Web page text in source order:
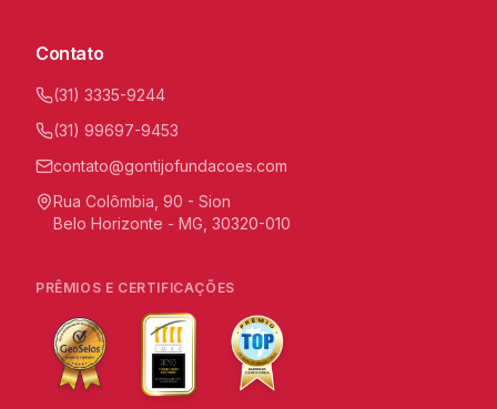
Contato
(31) 3335-9244
(31) 99697-9453
contato@gontijofundacoes.com
Rua Colômbia, 90 - Sion
Belo Horizonte - MG, 30320-010
PRÊMIOS E CERTIFICAÇÕES